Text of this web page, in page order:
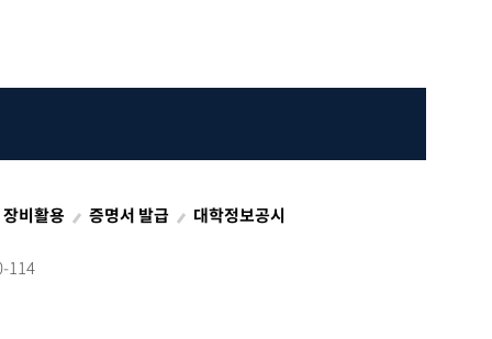
비활용 증명서 발급 대학정보공시
114